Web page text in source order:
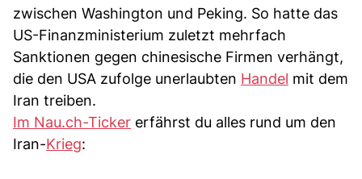
zwischen Washington und Peking. So hatte das
US-Finanzministerium zuletzt mehrfach
Sanktionen gegen chinesische Firmen verhängt,
die den USA zufolge unerlaubten Handel mit dem
Iran treiben.
Im Nau.ch-Ticker erfährst du alles rund um den
Iran-Krieg: